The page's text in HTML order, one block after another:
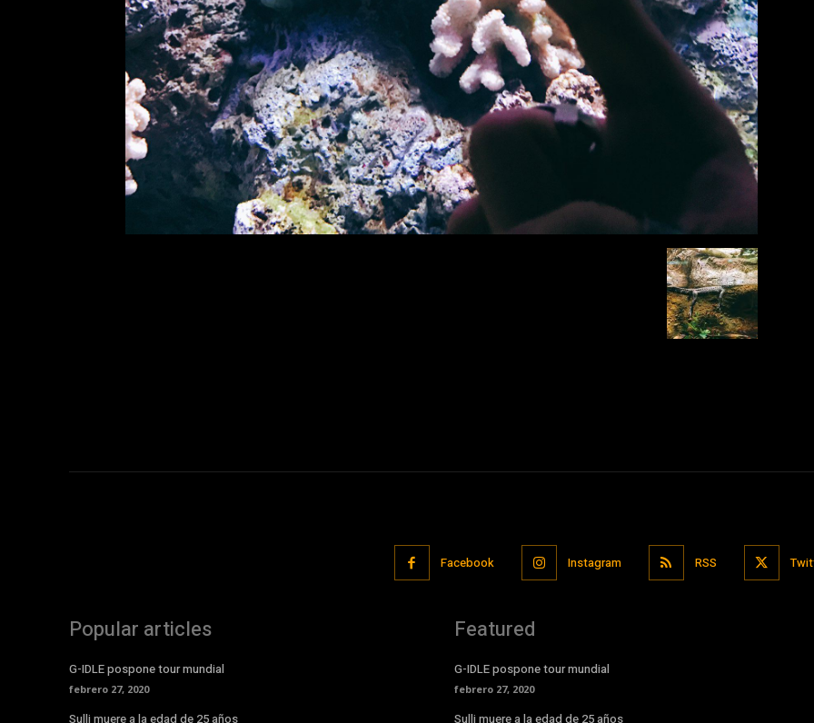
Facebook Instagram RSS
Popular articles
G-IDLE pospone tour mundial
febrero 27, 2020
Sulli muere a la edad de 25 años
Featured
G-IDLE pospone tour mundial
febrero 27, 2020
Sulli muere a la edad de 25 años